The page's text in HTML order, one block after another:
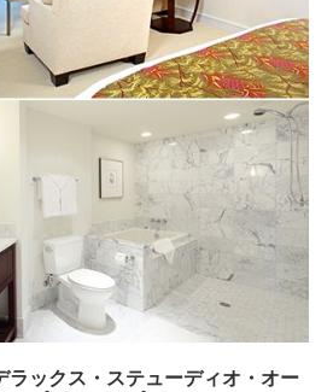
ラックス・ステューディオ・オー